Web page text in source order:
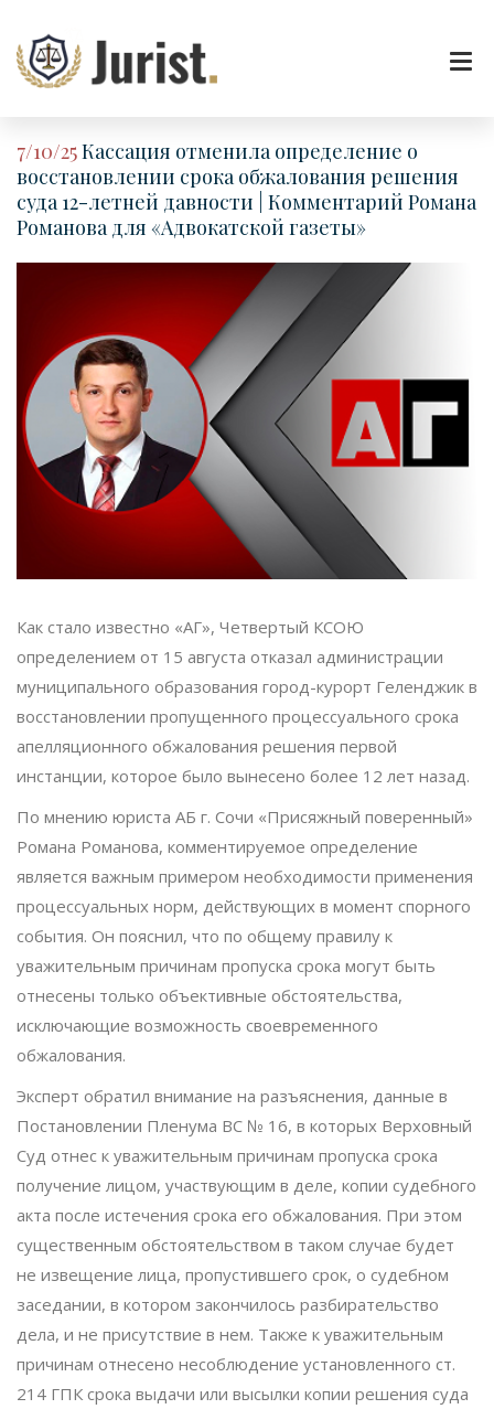
7/10/25Кассация отменила определение о
восстановлении срока обжалования решения
суда 12-летней давности | Комментарий Романа
Романова для «Адвокатской газеты»
Как стало известно «АГ», Четвертый КСОЮ
определением от 15 августа отказал администрации
муниципального образования город-курорт Геленджик в
восстановлении пропущенного процессуального срока
апелляционного обжалования решения первой
инстанции, которое было вынесено более 12 лет назад.
По мнению юриста АБ г. Сочи «Присяжный поверенный»
Романа Романова, комментируемое определение
является важным примером необходимости применения
процессуальных норм, действующих в момент спорного
события. Он пояснил, что по общему правилу к
уважительным причинам пропуска срока могут быть
отнесены только объективные обстоятельства,
исключающие возможность своевременного
обжалования.
Эксперт обратил внимание на разъяснения, данные в
Постановлении Пленума ВС № 16, в которых Верховный
Суд отнес к уважительным причинам пропуска срока
получение лицом, участвующим в деле, копии судебного
акта после истечения срока его обжалования. При этом
существенным обстоятельством в таком случае будет
не извещение лица, пропустившего срок, о судебном
заседании, в котором закончилось разбирательство
дела, и не присутствие в нем. Также к уважительным
причинам отнесено несоблюдение установленного ст.
214 ГПК срока выдачи или высылки копии решения суда